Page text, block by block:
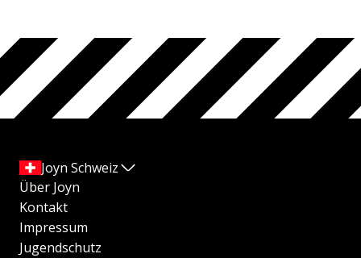
Joyn Schweiz
Über Joyn
Kontakt
Impressum
Jugendschutz